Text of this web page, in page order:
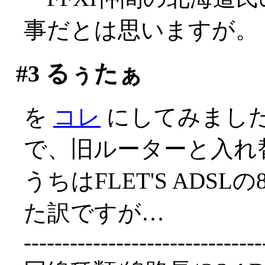
事だとは思いますが。
#3 るぅたぁ
を コレ にしてみまし
で、旧ルーターと入
うちはFLET'S ADSL
た訳ですが…